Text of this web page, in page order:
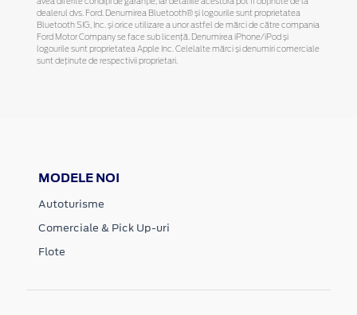
avea diferite condiții de garanție, iar detaliile acestora pot fi obținute de la
dealerul dvs. Ford. Denumirea Bluetooth® și logourile sunt proprietatea
Bluetooth SIG, Inc. și orice utilizare a unor astfel de mărci de către compania
Ford Motor Company se face sub licență. Denumirea iPhone/iPod și
logourile sunt proprietatea Apple Inc. Celelalte mărci și denumiri comerciale
sunt deținute de respectivii proprietari.
MODELE NOI
Autoturisme
Comerciale & Pick Up-uri
Flote